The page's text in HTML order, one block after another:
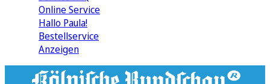
Online Service
Hallo Paula!
Bestellservice
Anzeigen